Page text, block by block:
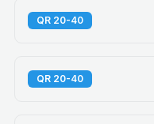
20-40 QR
20-40 QR